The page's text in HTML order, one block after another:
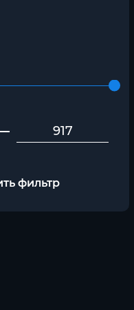
фильтр